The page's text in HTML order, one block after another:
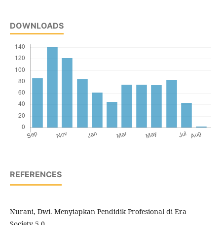
DOWNLOADS
REFERENCES
Nurani, Dwi. Menyiapkan Pendidik Profesional di Era